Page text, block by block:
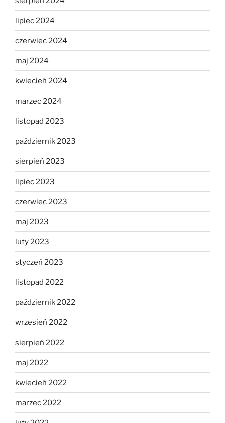
lipiec 2024
czerwiec 2024
maj 2024
kwiecień 2024
marzec 2024
listopad 2023
październik 2023
sierpień 2023
lipiec 2023
czerwiec 2023
maj 2023
luty 2023
styczeń 2023
listopad 2022
październik 2022
wrzesień 2022
sierpień 2022
maj 2022
kwiecień 2022
marzec 2022